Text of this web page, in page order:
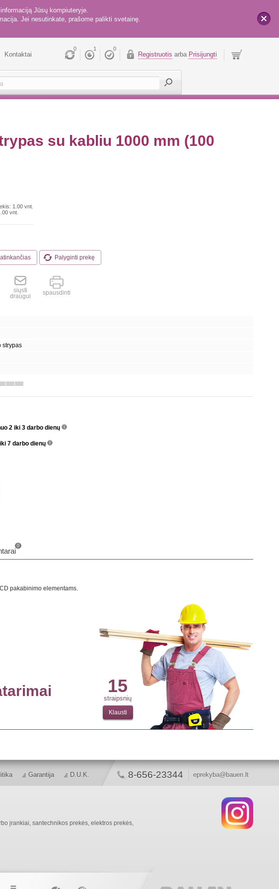
Jūsų kompiuteryje.
Jei nesutinkate, prašome palikti svetainę.
0 1 0
Registruotis arba Prisijungti
Kontaktai
su kabliu 1000 mm (100
1.00 vnt.
vnt.
Palyginti prekę
siųsti
draugui
spausdinti
strypas
2 iki 3 darbo dienų
7 darbo dienų
0
pakabinimo elementams.
15
straipsnių
Klausti
Garantija D.U.K. 8-656-23344 eprekyba@bauen.lt
įrankiai, santechnikos prekės, elektros prekės,